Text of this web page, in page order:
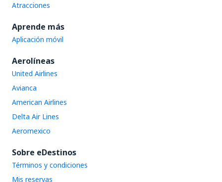
Atracciones
Aprende más
Aplicación móvil
Aerolíneas
United Airlines
Avianca
American Airlines
Delta Air Lines
Aeromexico
Sobre eDestinos
Términos y condiciones
Mis reservas